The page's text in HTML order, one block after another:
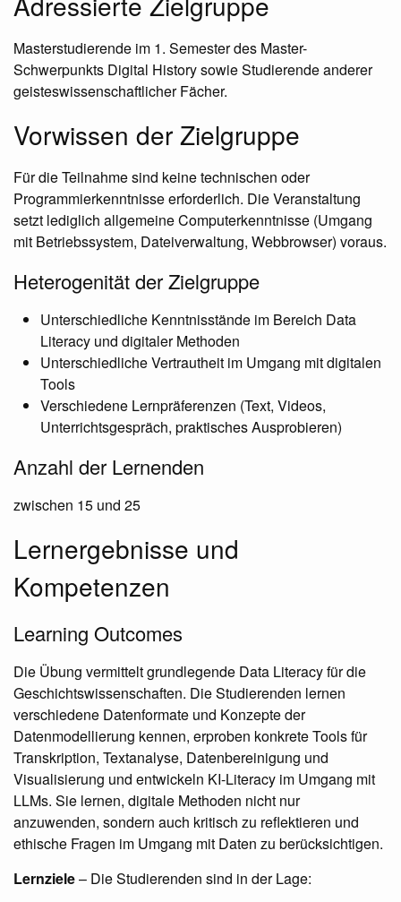
Masterstudierende im 1. Semester des Master-
Schwerpunkts Digital History sowie Studierende anderer
geisteswissenschaftlicher Fächer.
Vorwissen der Zielgruppe
Für die Teilnahme sind keine technischen oder
Programmierkenntnisse erforderlich. Die Veranstaltung
setzt lediglich allgemeine Computerkenntnisse (Umgang
mit Betriebssystem, Dateiverwaltung, Webbrowser) voraus.
Heterogenität der Zielgruppe
Unterschiedliche Kenntnisstände im Bereich Data
Literacy und digitaler Methoden
Unterschiedliche Vertrautheit im Umgang mit digitalen
Tools
Verschiedene Lernpräferenzen (Text, Videos,
Unterrichtsgespräch, praktisches Ausprobieren)
Anzahl der Lernenden
zwischen 15 und 25
Lernergebnisse und
Kompetenzen
Learning Outcomes
Die Übung vermittelt grundlegende Data Literacy für die
Geschichtswissenschaften. Die Studierenden lernen
verschiedene Datenformate und Konzepte der
Datenmodellierung kennen, erproben konkrete Tools für
Transkription, Textanalyse, Datenbereinigung und
Visualisierung und entwickeln KI-Literacy im Umgang mit
LLMs. Sie lernen, digitale Methoden nicht nur
anzuwenden, sondern auch kritisch zu reflektieren und
ethische Fragen im Umgang mit Daten zu berücksichtigen.
Lernziele– Die Studierenden sind in der Lage: